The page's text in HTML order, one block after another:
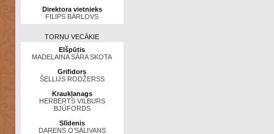
Direktora vietnieks
FILIPS BĀRLOVS
TORŅU VECĀKIE
Elšpūtis
MADELAINA SĀRA SKOTA
Grifidors
ŠELLIJS RODŽERSS
Kraukļanags
HERBERTS VILBURS
BJŪFORDS
Slīdenis
DARENS O’SALIVANS